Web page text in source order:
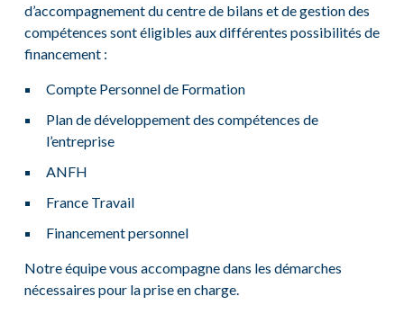
d’accompagnement du centre de bilans et de gestion des
compétences sont éligibles aux différentes possibilités de
financement :
Compte Personnel de Formation
Plan de développement des compétences de
l’entreprise
ANFH
France Travail
Financement personnel
Notre équipe vous accompagne dans les démarches
nécessaires pour la prise en charge.